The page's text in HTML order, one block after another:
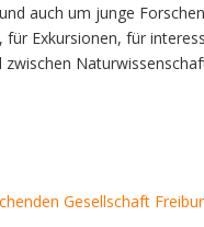
auch um junge
Exkursionen, für
Gesellschaft